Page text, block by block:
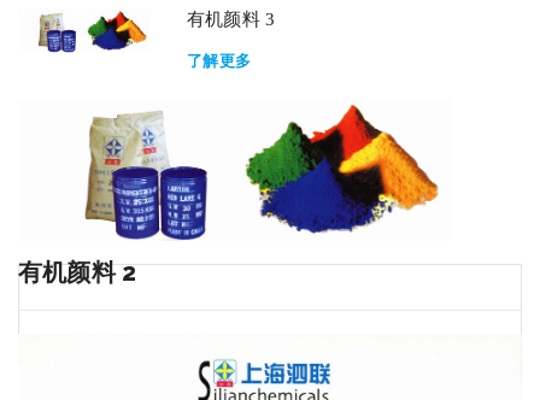
有机颜料 3
了解更多
有机颜料 2